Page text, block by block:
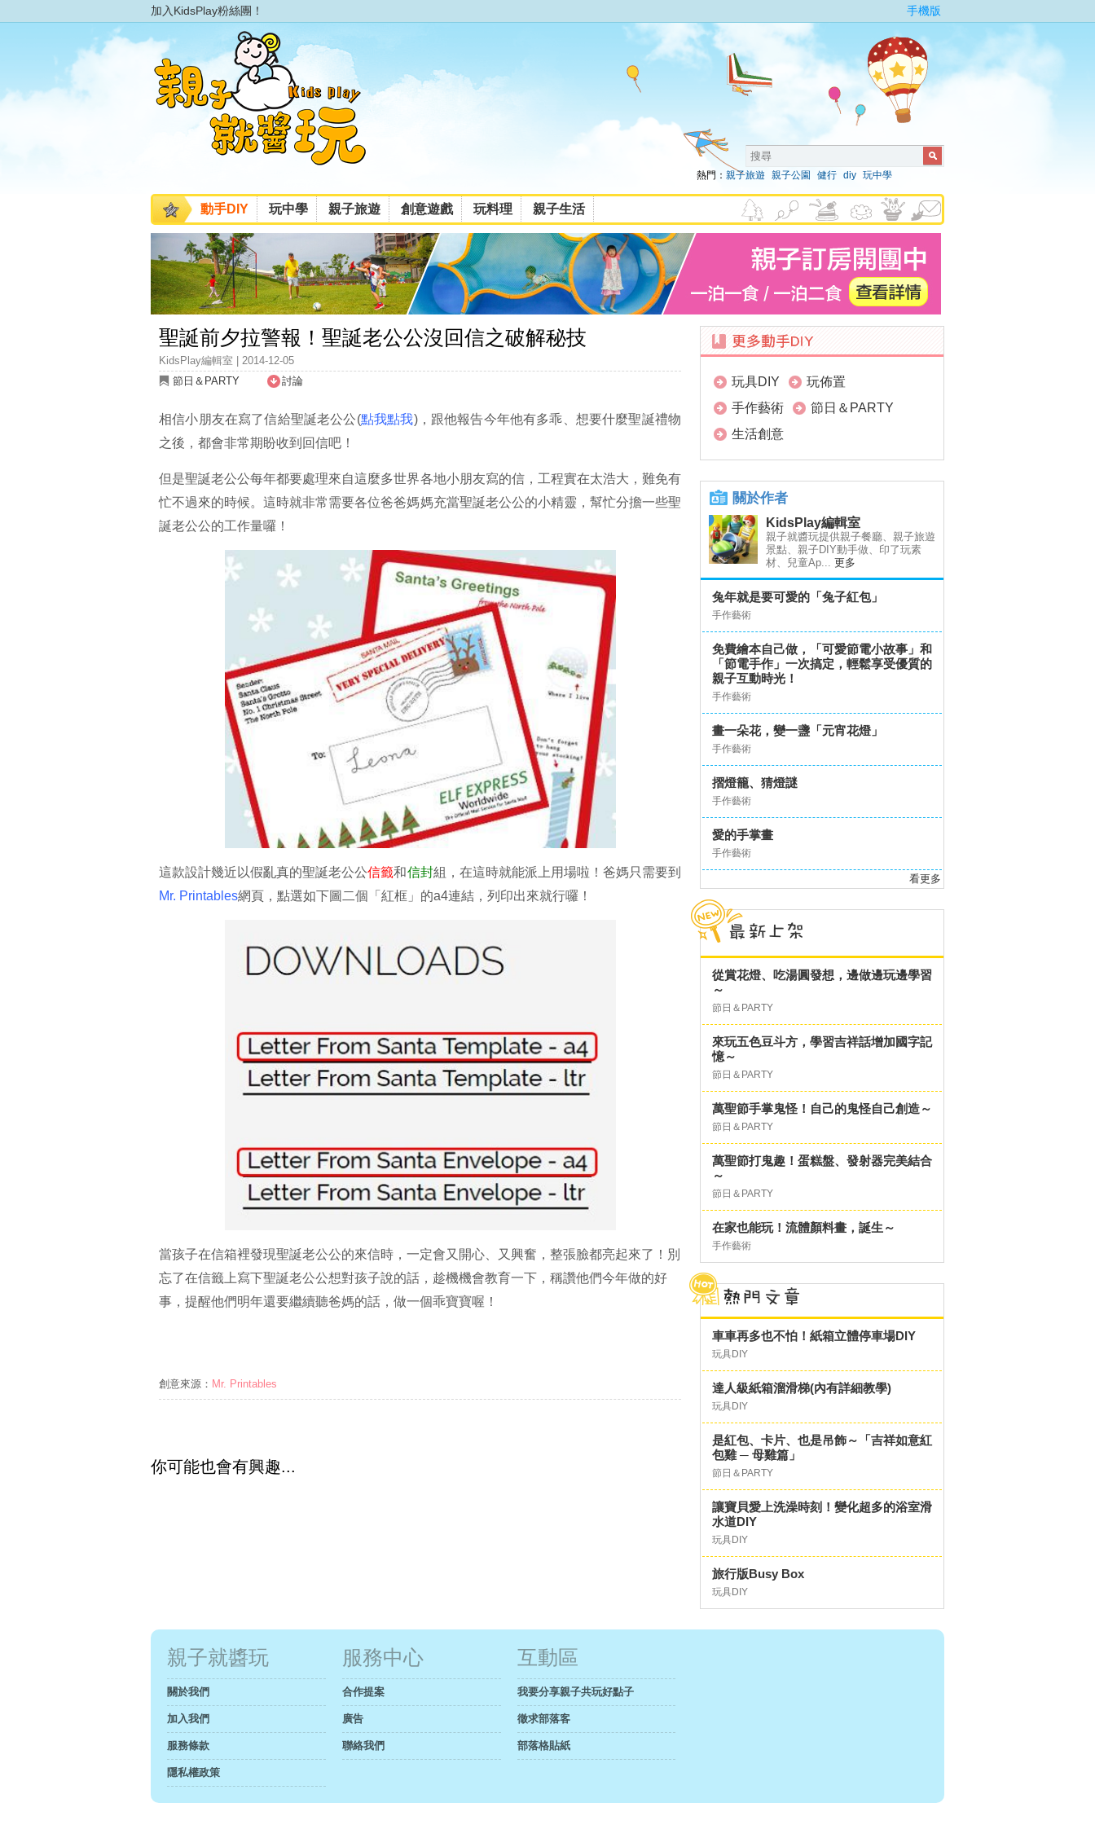
加入KidsPlay粉絲團！ 手機版
熱門： 親子旅遊 親子公園 健行 diy 玩中學
動手DIY 玩中學 親子旅遊 創意遊戲 玩料理 親子生活
聖誕前夕拉警報！聖誕老公公沒回信之破解秘技
KidsPlay編輯室 | 2014-12-05
節日＆PARTY
討論
相信小朋友在寫了信給聖誕老公公(點我點我)，跟他報告今年他有多乖、想要什麼聖誕禮物
之後，都會非常期盼收到回信吧！
但是聖誕老公公每年都要處理來自這麼多世界各地小朋友寫的信，工程實在太浩大，難免有
忙不過來的時候。這時就非常需要各位爸爸媽媽充當聖誕老公公的小精靈，幫忙分擔一些聖
誕老公公的工作量囉！
這款設計幾近以假亂真的聖誕老公公信籤和信封組，在這時就能派上用場啦！爸媽只需要到
Mr. Printables網頁，點選如下圖二個「紅框」的a4連結，列印出來就行囉！
當孩子在信箱裡發現聖誕老公公的來信時，一定會又開心、又興奮，整張臉都亮起來了！別
忘了在信籤上寫下聖誕老公公想對孩子說的話，趁機機會教育一下，稱讚他們今年做的好
事，提醒他們明年還要繼續聽爸媽的話，做一個乖寶寶喔！
創意來源： Mr. Printables
你可能也會有興趣...
玩具DIY
玩佈置
手作藝術
節日＆PARTY
生活創意
關於作者
KidsPlay編輯室
親子就醬玩提供親子餐廳、親子旅遊
景點、親子DIY動手做、印了玩素
材、兒童Ap... 更多
兔年就是要可愛的「兔子紅包」
手作藝術
免費繪本自己做，「可愛節電小故事」和
「節電手作」一次搞定，輕鬆享受優質的
親子互動時光！
手作藝術
畫一朵花，變一盞「元宵花燈」
手作藝術
摺燈籠、猜燈謎
手作藝術
愛的手掌畫
手作藝術
看更多
從賞花燈、吃湯圓發想，邊做邊玩邊學習
～
節日＆PARTY
來玩五色豆斗方，學習吉祥話增加國字記
憶～
節日＆PARTY
萬聖節手掌鬼怪！自己的鬼怪自己創造～
節日＆PARTY
萬聖節打鬼趣！蛋糕盤、發射器完美結合
～
節日＆PARTY
在家也能玩！流體顏料畫，誕生～
手作藝術
車車再多也不怕！紙箱立體停車場DIY
玩具DIY
達人級紙箱溜滑梯(內有詳細教學)
玩具DIY
是紅包、卡片、也是吊飾～「吉祥如意紅
包雞 ─ 母雞篇」
節日＆PARTY
讓寶貝愛上洗澡時刻！變化超多的浴室滑
水道DIY
玩具DIY
旅行版Busy Box
玩具DIY
親子就醬玩
關於我們
加入我們
服務條款
隱私權政策
服務中心
合作提案
廣告
聯絡我們
互動區
我要分享親子共玩好點子
徵求部落客
部落格貼紙